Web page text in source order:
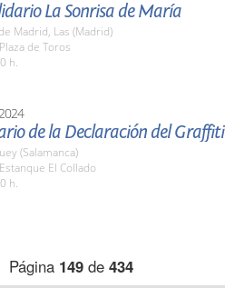
La Sonrisa de María
Madrid, Las (Madrid)
de Toros
h.
de la Declaración del
(Salamanca)
El Collado
h.
Página 149de 434